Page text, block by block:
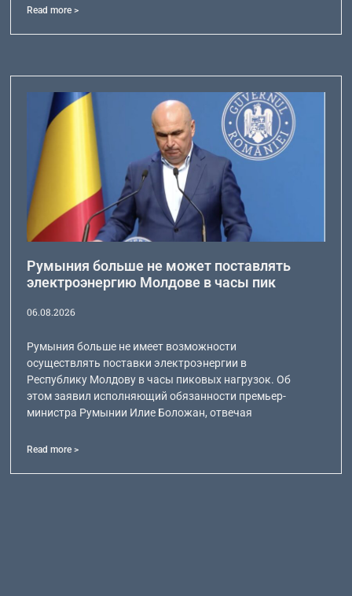
Read more >
Румыния больше не может поставлять
электроэнергию Молдове в часы пик
06.08.2026
Румыния больше не имеет возможности
осуществлять поставки электроэнергии в
Республику Молдову в часы пиковых нагрузок. Об
этом заявил исполняющий обязанности премьер-
министра Румынии Илие Боложан, отвечая
Read more >